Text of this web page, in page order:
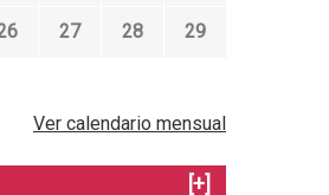
27 28 29
Ver calendario mensual
[+]